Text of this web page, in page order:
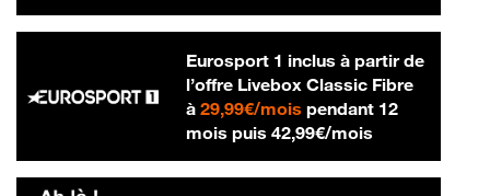
Eurosport 1 inclus à partir de
l’offre Livebox Classic Fibre
à 29,99€/mois29,99 € par mois
pendant 12
mois puis 42,99€/mois42,99 € par